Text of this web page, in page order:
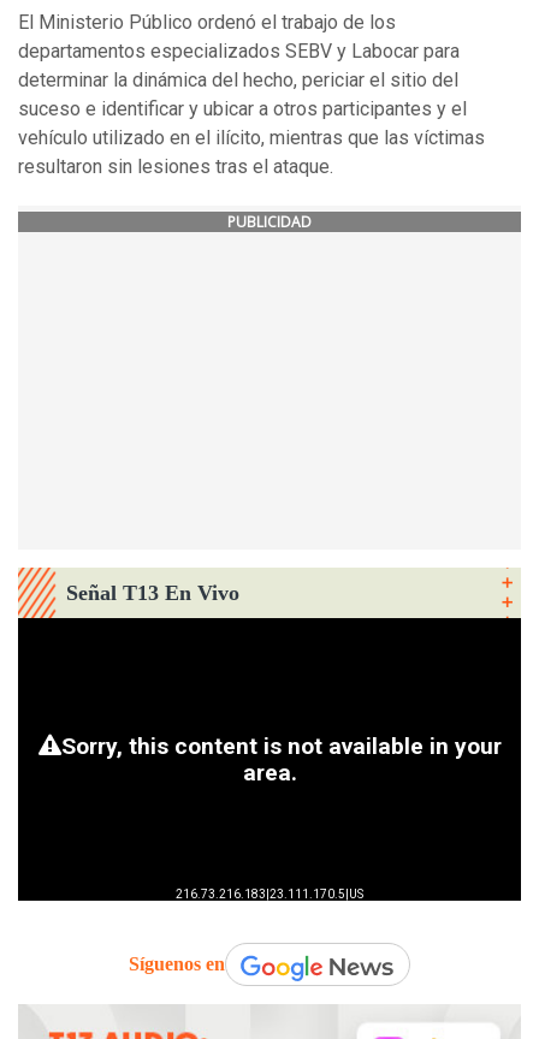
El Ministerio Público ordenó el trabajo de los
departamentos especializados SEBV y Labocar para
determinar la dinámica del hecho, periciar el sitio del
suceso e identificar y ubicar a otros participantes y el
vehículo utilizado en el ilícito, mientras que las víctimas
resultaron sin lesiones tras el ataque.
PUBLICIDAD
Señal T13 En Vivo
Síguenos en